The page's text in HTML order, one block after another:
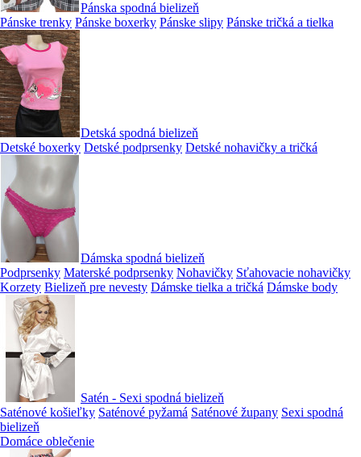
Pánska spodná bielizeň
Pánske trenky Pánske boxerky Pánske slipy Pánske tričká a tielka
Detská spodná bielizeň
Detské boxerky Detské podprsenky Detské nohavičky a tričká
Dámska spodná bielizeň
Podprsenky Materské podprsenky Nohavičky Sťahovacie nohavičky
Korzety Bielizeň pre nevesty Dámske tielka a tričká Dámske body
Satén - Sexi spodná bielizeň
Saténové košieľky Saténové pyžamá Saténové župany Sexi spodná
bielizeň
Domáce oblečenie